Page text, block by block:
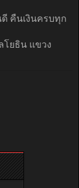
คืนเงินครบทุก
โยธิน แขวง